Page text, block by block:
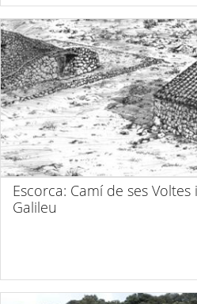
Escorca: Camí de ses Voltes
Galileu